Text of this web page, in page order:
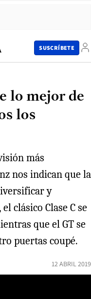
SUSCRÍBETE
lo mejor de
los
más
nos indican que la
y
clásico Clase C se
que el GT se
puertas coupé.
12 ABRIL 2019